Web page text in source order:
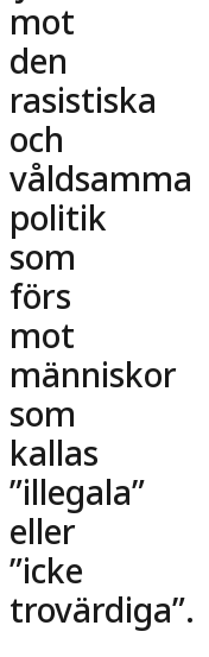
mot
den
rasistiska
och
våldsamma
politik
som
förs
mot
människor
som
kallas
”illegala”
eller
”icke
trovärdiga”.